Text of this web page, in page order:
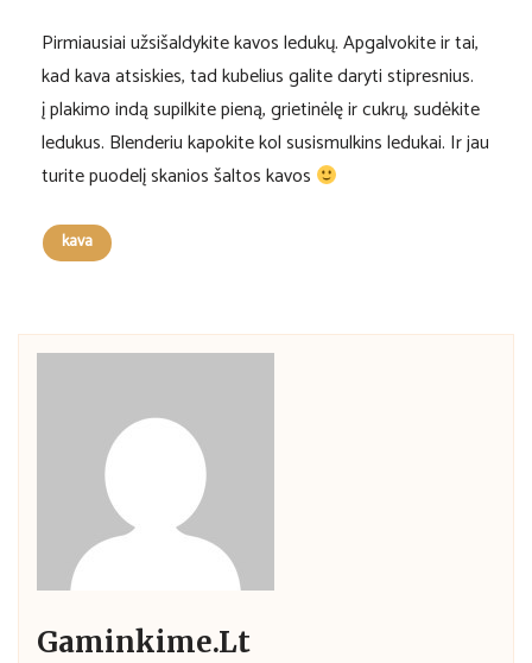
Pirmiausiai užsišaldykite kavos ledukų. Apgalvokite ir tai,
kad kava atsiskies, tad kubelius galite daryti stipresnius.
į plakimo indą supilkite pieną, grietinėlę ir cukrų, sudėkite
ledukus. Blenderiu kapokite kol susismulkins ledukai. Ir jau
turite puodelį skanios šaltos kavos
kava
Gaminkime.lt